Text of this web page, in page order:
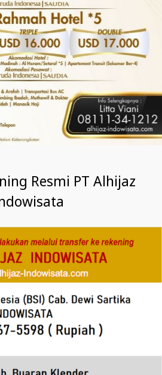
Resmi PT Alhijaz